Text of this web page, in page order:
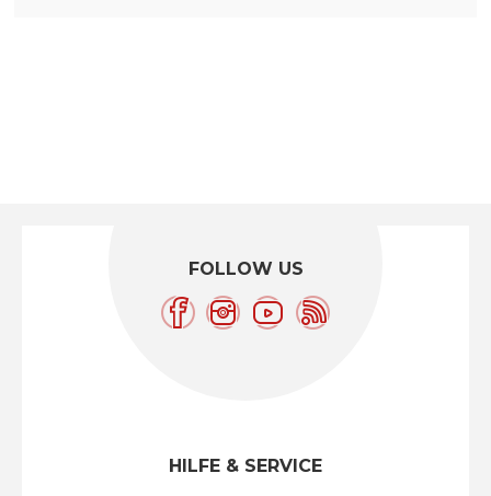
FOLLOW US
HILFE & SERVICE